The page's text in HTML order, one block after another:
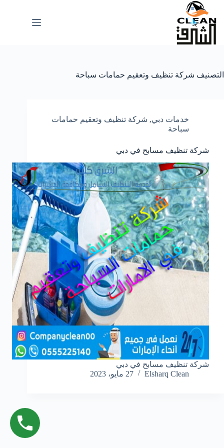
التجاوز
المحتوى
التصنيف شركة تنظيف وتعقيم حمامات سباحة
خدمات دبي, شركة تنظيف وتعقيم حمامات
سباحة
شركة تنظيف مسابح في دبي
شركة تنظيف مسابح في دبي
Elsharq Clean
27 مايو، 2023